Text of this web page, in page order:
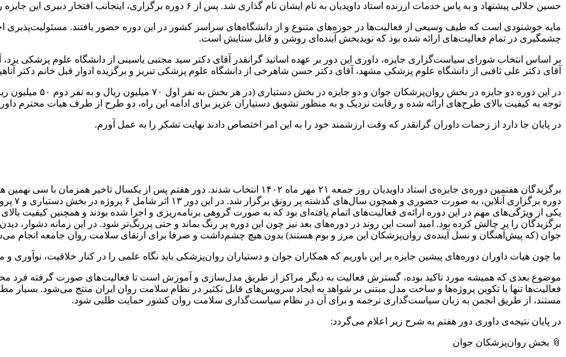
حسین جلالی پیشنهاد و به پاس خدمات ارزنده استاد داویدیان به نام ایشان نام گذاری شد. پس از ۶ دوره برگزاری، اینجانب افتخار دبیری این جایزه را در دور هفتم داشتم.
مایه خوشنودی است که طیف وسیعی از فعالیت‌ها در حوزه‌های متنوع و از دانشگاه‌های سراسر کشور در این دوره حضور یافتند. مسئولیت‌پذیری
چشمگیری در تمام فعالیت‌های ارائه شده بود که نویدبخش آینده‌ای روشن و قابل ستایش است.
بر اساس انتخاب شورای سیاست‌گزاری جایزه، داوری این دور بر عهده اساتید گرانقدر آقای دکتر سید مجتبی یاسینی از دانشگاه علوم پزشکی
آقای دکتر علی ثاقبی از دانشگاه علوم پزشکی مشهد، آقای دکتر حسن شاهرخی از دانشگاه علوم پزشکی تبریز و برگزیده ادوار قبل خانم دکتر
در این دوره دو جایزه در
توجه به کیفیت بالای طرح‌های ارائه شده و رقابت نزدیک و به منظور تشویق دستیاران عزیز برای ادامه این راه، دو طرح از طرف هیات محترم
در پایان جا دارد از زحمات داوران گرانقدر که وقت ارزشمند خود را به این امر اختصاص دادند نهایت تشکر را به عمل آورم.
برگزیدگان هفتمین دوره‌ی جایزه‌ی استاد داویدیان روز جمعه ۲۱ مهر ماه ۱۴۰۲ انتخاب شدند. دور هفتم
دوره برگزاری آنلاین، به صورت حضوری و همچون سال‌های گذشته پر رونق برگزار شد. در این دور ۱۳ اثر شامل ۶ پروژه‌ در بخش دستیاری و ۷ پروژه در بخش روان‌پزشکان جوان به رقابت پرداختند.
یکی از ویژگی‌های مهم در این دوره ارائه‌ی فعالیت‌های اتمام یافته‌ای بود که به صورت گروهی برنامه‌ریزی و اجرا شده بودند و همچنین کیفیت
برگزیدگان را پر چالش کرده بود. امید است این روند در دوره‌های بعد نیز چون این دوره پر رنگ بماند و حتی پررنگ‌تر شود. در این زمانه دشوار،
جوان (که پیش‌آهنگان و نسل آینده‌ی روان‌پزشکان این مرز و بوم هستند) بدون هیچ چشم‌داشت و صرفا برای ارتقای سلامت روان جامعه انجام
ما چون هیات داوران دوره‌های پیشین جایزه بر این باوریم که همکاران جوان و دستیاران روان‌پزشکی باید نگاه علمی را در کنار خلاقیت، نوآوری
موضوع بعدی که همیشه مورد تاکید بوده، گسترش فعالیت به دیگر مراکز از طریق مدل‌سازی و آموزش است تا فعالیت‌های صورت گرفته فرد محور
فعالیت‌ها تنها با تکوین پروژه‌ها و ساخت مدل مبتنی بر شواهد به ایجاد سرویس‌های قابل تکثیر در نظام سلامت روان ایران منتج می‌شود.
مستند، از طریق انجمن به زبان سیاست‌گذاری ترجمه و برای آن در نظام سیاست‌گذاری سلامت روان کشور حمایت طلبی شود.
در پایان نتیجه‌ی داوری دور هفتم به شرح زیر اعلام می‌گردد:
📎 بخش روان‌پزشکان جوان